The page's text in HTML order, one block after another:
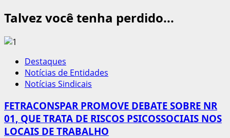
Talvez você tenha perdido...
Destaques
Notícias de Entidades
Notícias Sindicais
FETRACONSPAR PROMOVE DEBATE SOBRE NR
01, QUE TRATA DE RISCOS PSICOSSOCIAIS NOS
LOCAIS DE TRABALHO